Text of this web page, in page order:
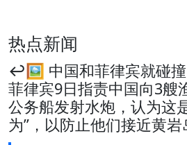
热点新闻
↩️🖼 中国和菲律宾就碰撞
菲律宾9日指责中国向3艘
公务船发射水炮，认为这
为”，以防止他们接近黄